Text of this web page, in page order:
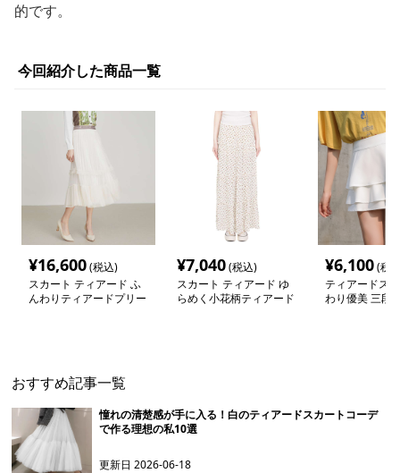
的です。
今回紹介した商品一覧
¥16,600(税込)
スカート ティアード ふ
んわりティアードプリー
¥7,040(税込)
スカート ティアード ゆ
らめく小花柄ティアード
¥6,100(税
ティアードス
わり優美 三段
おすすめ記事一覧
憧れの清楚感が手に入る！白のティアードスカートコーデ
で作る理想の私10選
更新日2026-06-18